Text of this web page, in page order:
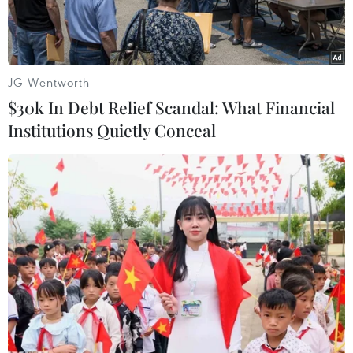
Israel "đánh hiểm" vào căn
cứ quân sự ở Tây Tehran
Dương Linh
17/06/2025 02:27
Theo dõi VietnamPlus
Ngày 16/6, hãng tin Fars của Iran đưa tin Israel đã
tiến hành cuộc không kích nhằm vào căn cứ quân
sự ở phía Tây Thủ đô Tehran, khiến hệ thống
phòng không của Iran được kích hoạt.
JG Wentworth
$30k In Debt Relief Scandal: What Financial
Institutions Quietly Conceal